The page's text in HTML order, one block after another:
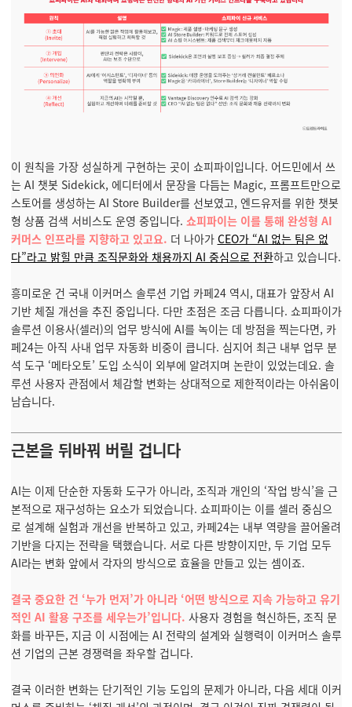
이 원칙을 가장 성실하게 구현하는 곳이 쇼피파이입니다. 어드민에서 쓰
는 AI 챗봇 Sidekick, 에디터에서 문장을 다듬는 Magic, 프롬프트만으로
스토어를 생성하는 AI Store Builder를 선보였고, 엔드유저를 위한 챗봇
형 상품 검색 서비스도 운영 중입니다. 쇼피파이는 이를 통해 완성형 AI
커머스 인프라를 지향하고 있고요. 더 나아가 CEO가 “AI 없는 팀은 없
다”라고 밝힐 만큼 조직문화와 채용까지 AI 중심으로 전환하고 있습니다.
흥미로운 건 국내 이커머스 솔루션 기업 카페24 역시, 대표가 앞장서 AI
기반 체질 개선을 추진 중입니다. 다만 초점은 조금 다릅니다. 쇼피파이가
솔루션 이용사(셀러)의 업무 방식에 AI를 녹이는 데 방점을 찍는다면, 카
페24는 아직 사내 업무 자동화 비중이 큽니다. 심지어 최근 내부 업무 분
석 도구 ‘메타오토’ 도입 소식이 외부에 알려지며 논란이 있었는데요. 솔
루션 사용자 관점에서 체감할 변화는 상대적으로 제한적이라는 아쉬움이
남습니다.
근본을 뒤바꿔 버릴 겁니다
AI는 이제 단순한 자동화 도구가 아니라, 조직과 개인의 ‘작업 방식’을 근
본적으로 재구성하는 요소가 되었습니다. 쇼피파이는 이를 셀러 중심으
로 설계해 실험과 개선을 반복하고 있고, 카페24는 내부 역량을 끌어올려
기반을 다지는 전략을 택했습니다. 서로 다른 방향이지만, 두 기업 모두
AI라는 변화 앞에서 각자의 방식으로 효율을 만들고 있는 셈이죠.
결국 중요한 건 ‘누가 먼저’가 아니라 ‘어떤 방식으로 지속 가능하고 유기
적인 AI 활용 구조를 세우는가’입니다. 사용자 경험을 혁신하든, 조직 문
화를 바꾸든, 지금 이 시점에는 AI 전략의 설계와 실행력이 이커머스 솔루
션 기업의 근본 경쟁력을 좌우할 겁니다.
결국 이러한 변화는 단기적인 기능 도입의 문제가 아니라, 다음 세대 이커